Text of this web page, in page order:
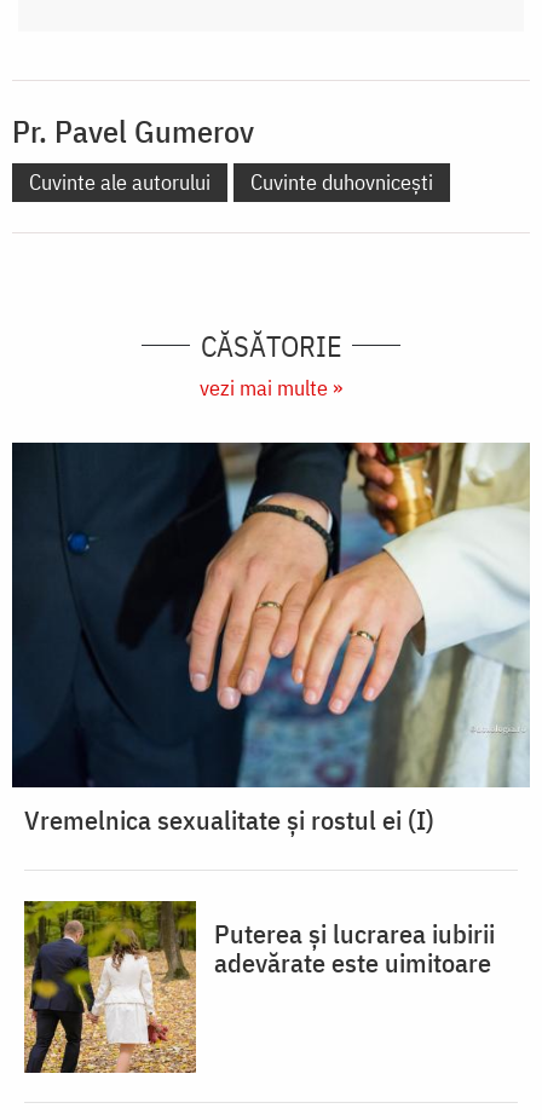
Pr. Pavel Gumerov
Cuvinte ale autorului Cuvinte duhovnicești
CĂSĂTORIE
vezi mai multe »
Vremelnica sexualitate și rostul ei (I)
Puterea și lucrarea iubirii
adevărate este uimitoare